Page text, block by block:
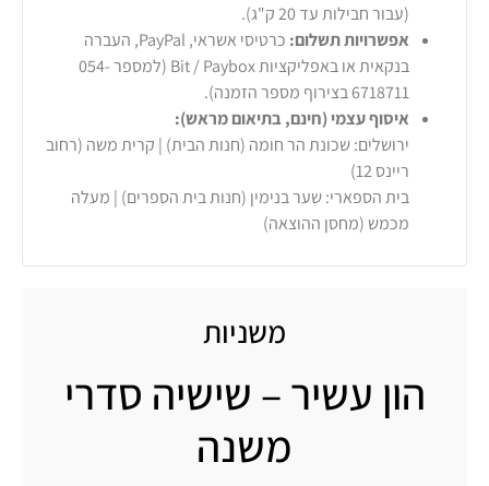
(עבור חבילות עד 20 ק"ג).
אפשרויות תשלום:
כרטיסי אשראי, PayPal, העברה
בנקאית או באפליקציות Bit / Paybox (למספר 054-
6718711 בצירוף מספר הזמנה).
איסוף עצמי (חינם, בתיאום מראש):
ירושלים: שכונת הר חומה (חנות הבית) | קרית משה (רחוב
ריינס 12)
בית הספארי: שער בנימין (חנות בית הספרים) | מעלה
מכמש (מחסן ההוצאה)
משניות
הון עשיר – שישיה סדרי
משנה